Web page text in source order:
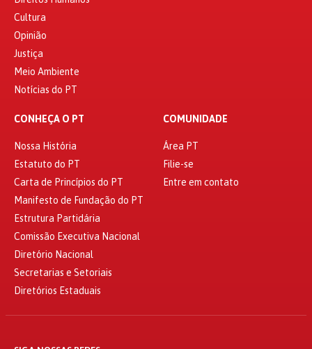
Cultura
Opinião
Justiça
Meio Ambiente
Notícias do PT
CONHEÇA O PT
Nossa História
Estatuto do PT
Carta de Princípios do PT
Manifesto de Fundação do PT
Estrutura Partidária
Comissão Executiva Nacional
Diretório Nacional
Secretarias e Setoriais
Diretórios Estaduais
COMUNIDADE
Área PT
Filie-se
Entre em contato